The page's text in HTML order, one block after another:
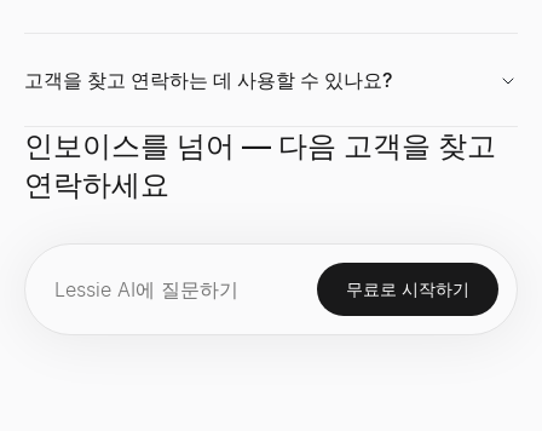
고객을 찾고 연락하는 데 사용할 수 있나요?
인보이스를 넘어 — 다음 고객을 찾고
연락하세요
무료로 시작하기